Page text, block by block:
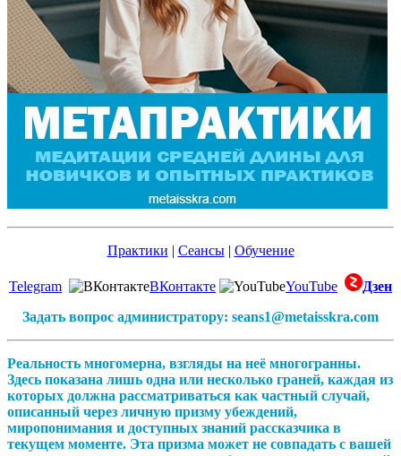
Практики | Сеансы| Обучение
Telegram ВКонтакте YouTube
Дзен
Задать вопрос администратору: seans1@metaisskra.com
Реальность многомерна, взгляды на неё многогранны.
Здесь показана лишь одна или несколько граней, каждая из
которых должна рассматриваться как частный случай,
описанный через личную призму убеждений,
миропонимания и доступных знаний рассказчика в
текущем моменте. Эта призма может не совпадать с вашей